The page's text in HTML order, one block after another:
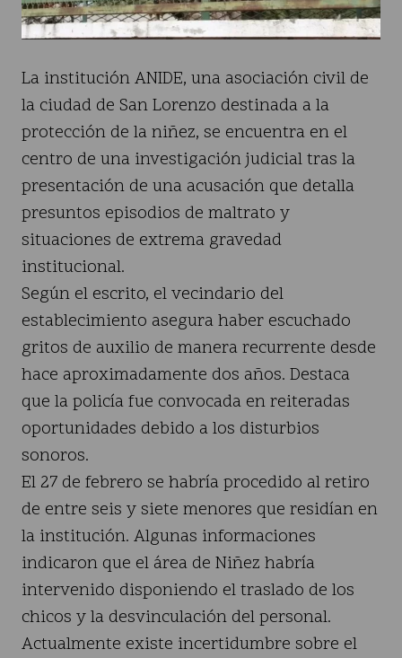
La institución ANIDE, una asociación civil de
la ciudad de San Lorenzo destinada a la
protección de la niñez, se encuentra en el
centro de una investigación judicial tras la
presentación de una acusación que detalla
presuntos episodios de maltrato y
situaciones de extrema gravedad
institucional.
Según el escrito, el vecindario del
establecimiento asegura haber escuchado
gritos de auxilio de manera recurrente desde
hace aproximadamente dos años. Destaca
que la policía fue convocada en reiteradas
oportunidades debido a los disturbios
sonoros.
El 27 de febrero se habría procedido al retiro
de entre seis y siete menores que residían en
la institución. Algunas informaciones
indicaron que el área de Niñez habría
intervenido disponiendo el traslado de los
chicos y la desvinculación del personal.
Actualmente existe incertidumbre sobre el